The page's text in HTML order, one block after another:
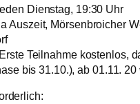
Dienstag, 19:30 Uhr
Auszeit, Mörsenbroicher
Erste Teilnahme kostenlos,
bis 31.10.), ab 01.11. 20